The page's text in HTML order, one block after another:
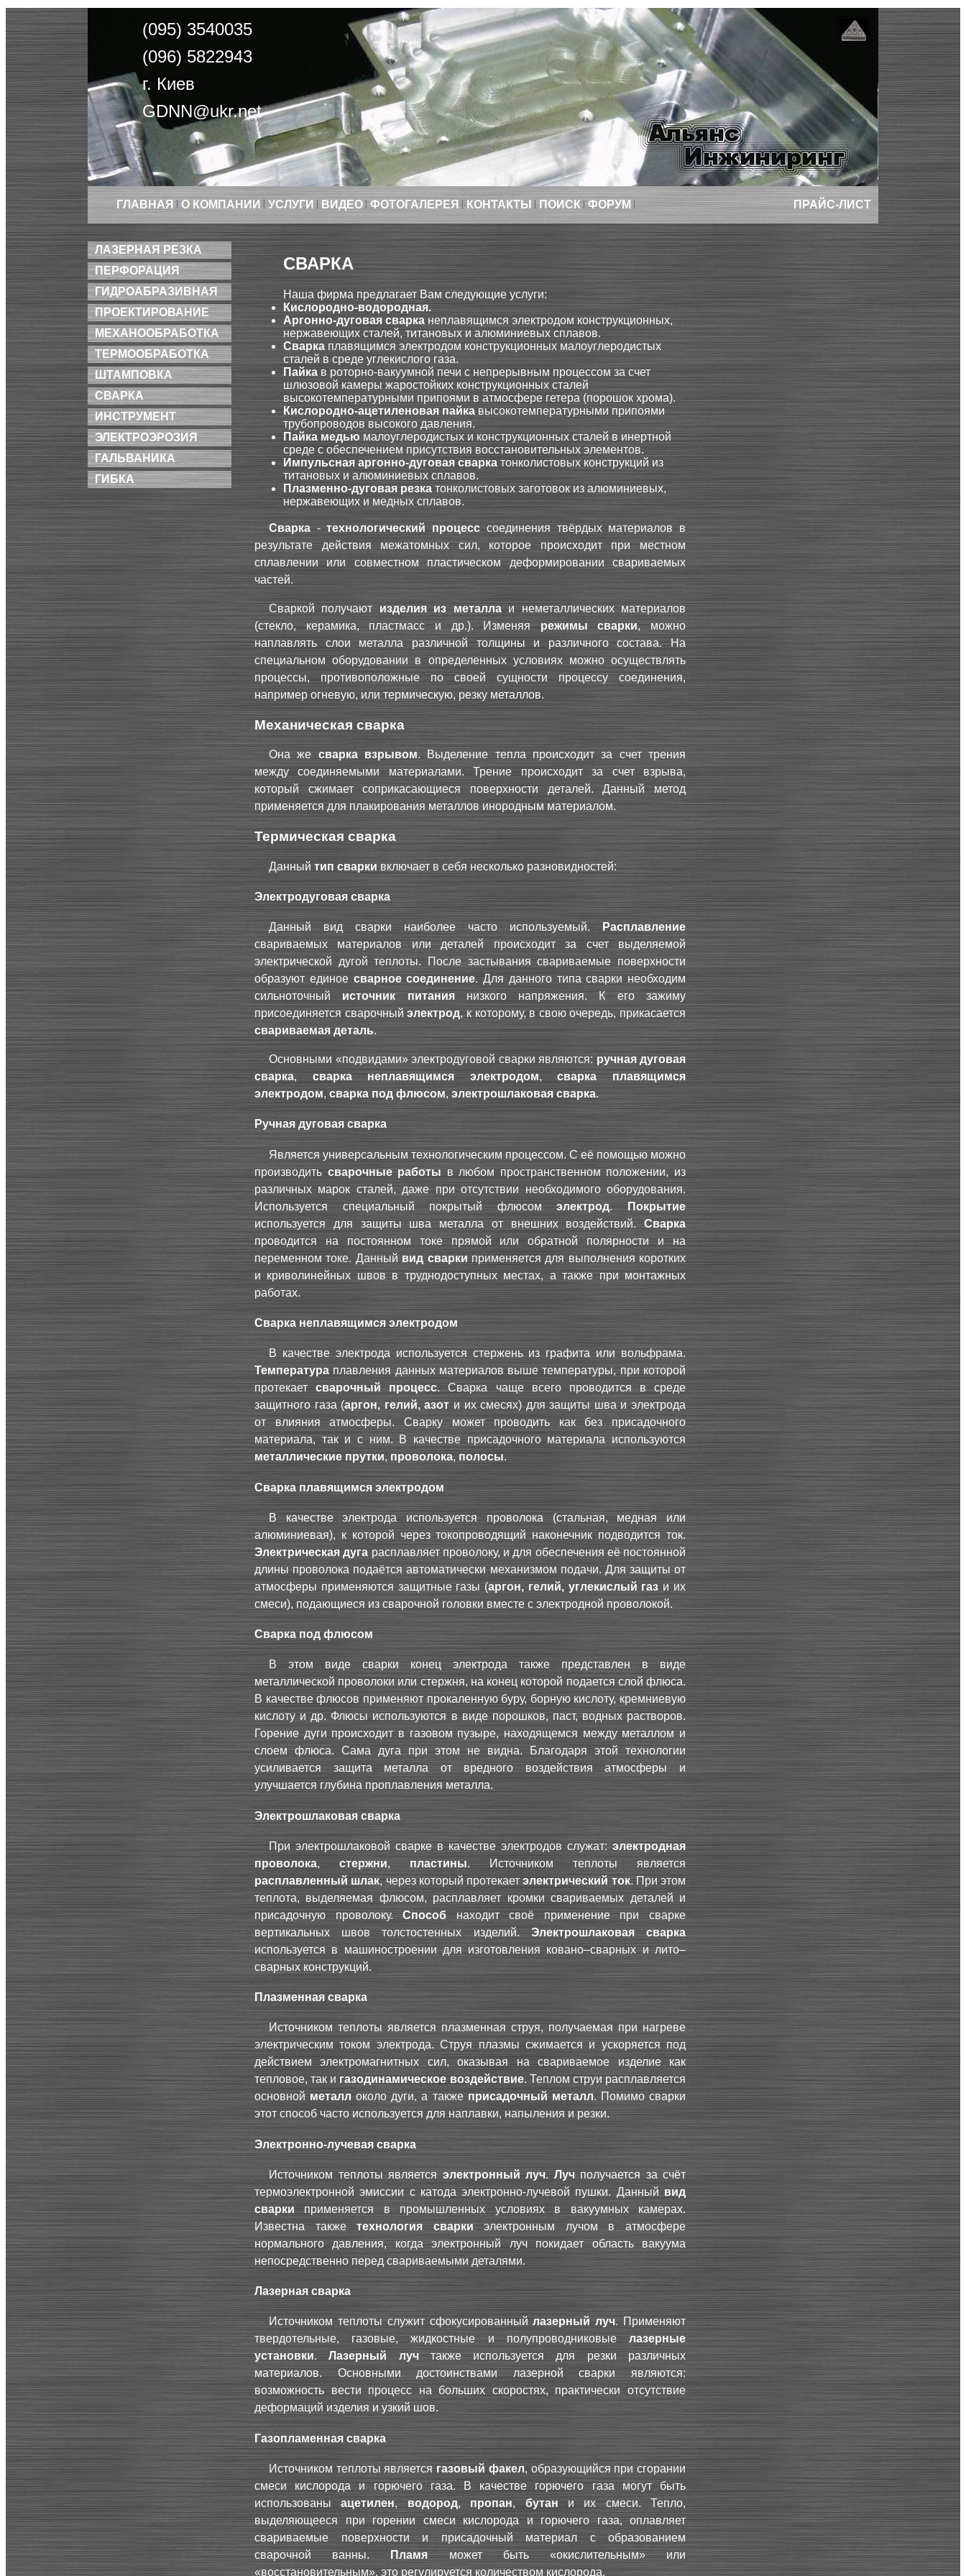
(095) 3540035
(096) 5822943
г. Киев
GDNN@ukr.net
ГЛАВНАЯ О КОМПАНИИ УСЛУГИ ВИДЕО ФОТОГАЛЕРЕЯ КОНТАКТЫ ПОИСК ФОРУМ ПРАЙС-ЛИСТ
ЛАЗЕРНАЯ РЕЗКА
ПЕРФОРАЦИЯ
ГИДРОАБРАЗИВНАЯ
ПРОЕКТИРОВАНИЕ
МЕХАНООБРАБОТКА
ТЕРМООБРАБОТКА
ШТАМПОВКА
СВАРКА
ИНСТРУМЕНТ
ЭЛЕКТРОЭРОЗИЯ
ГАЛЬВАНИКА
ГИБКА
СВАРКА
Наша фирма предлагает Вам следующие услуги:
Кислородно-водородная.
Аргонно-дуговая сварканеплавящимся электродом конструкционных,
нержавеющих сталей, титановых и алюминиевых сплавов.
Сварка плавящимся электродом конструкционных малоуглеродистых
сталей в среде углекислого газа.
Пайка в роторно-вакуумной печи с непрерывным процессом за счет
шлюзовой камеры жаростойких конструкционных сталей
высокотемпературными припоями в атмосфере гетера (порошок хрома).
Кислородно-ацетиленовая пайкавысокотемпературными припоями
трубопроводов высокого давления.
Пайка медью малоуглеродистых и конструкционных сталей в инертной
среде с обеспечением присутствия восстановительных элементов.
Импульсная аргонно-дуговая сваркатонколистовых конструкций из
титановых и алюминиевых сплавов.
Плазменно-дуговая резкатонколистовых заготовок из алюминиевых,
нержавеющих и медных сплавов.
Сварка-технологический процесс соединения твёрдых материалов в
результате действия межатомных сил, которое происходит при местном
сплавлении или совместном пластическом деформировании свариваемых
частей.
Сваркой получают изделия из металлаи неметаллических материалов
(стекло, керамика, пластмасс и др.). Изменяя режимы сварки, можно
наплавлять слои металла различной толщины и различного состава. На
специальном оборудовании в определенных условиях можно осуществлять
процессы, противоположные по своей сущности процессу соединения,
например огневую, или термическую, резку металлов.
Механическая сварка
Она же сварка взрывом. Выделение тепла происходит за счет трения
между соединяемыми материалами. Трение происходит за счет взрыва,
который сжимает соприкасающиеся поверхности деталей. Данный метод
применяется для плакирования металлов инородным материалом.
Термическая сварка
Данный тип сварки включает в себя несколько разновидностей:
Электродуговая сварка
Данный вид сварки наиболее часто используемый.
Расплавление
свариваемых материалов или деталей происходит за счет выделяемой
электрической дугой теплоты. После застывания свариваемые поверхности
образуют единое сварное соединение. Для данного типа сварки необходим
сильноточный источник питаниянизкого напряжения. К его зажиму
присоединяется сварочныйэлектрод, к которому, в свою очередь, прикасается
свариваемая деталь.
Основными «подвидами» электродуговой сварки являются: ручная дуговая
сварка, сварка неплавящимся электродом,сварка плавящимся
электродом, сварка под флюсом,электрошлаковая сварка.
Ручная дуговая сварка
Является универсальным технологическим процессом. С её помощью можно
производитьсварочные работы в любом пространственном положении, из
различных марок сталей, даже при отсутствии необходимого оборудования.
Используется специальный покрытый флюсомэлектрод.Покрытие
используется для защиты шва металла от внешних воздействий. Сварка
проводится на постоянном токе прямой или обратной полярности и на
переменном токе. Данныйвид сварки применяется для выполнения коротких
и криволинейных швов в труднодоступных местах, а также при монтажных
работах.
Сварка неплавящимся электродом
В качестве электрода используется стержень из графита или вольфрама.
Температура плавления данных материалов выше температуры, при которой
протекаетсварочный процесс. Сварка чаще всего проводится в среде
защитного газа (аргон, гелий, азот и их смесях) для защиты шва и электрода
от влияния атмосферы. Сварку может проводить как без присадочного
материала, так и с ним. В качестве присадочного материала используются
металлические прутки, проволока, полосы.
Сварка плавящимся электродом
В качестве электрода используется проволока (стальная, медная или
алюминиевая), к которой через токопроводящий наконечник подводится ток.
Электрическая дуга расплавляет проволоку, и для обеспечения её постоянной
длины проволока подаётся автоматически механизмом подачи. Для защиты от
атмосферы применяются защитные газы (аргон, гелий, углекислый газ и их
смеси), подающиеся из сварочной головки вместе с электродной проволокой.
Сварка под флюсом
В этом виде сварки конец электрода также представлен в виде
металлической проволоки или стержня, на конец которой подается слой флюса.
В качестве флюсов применяют прокаленную буру, борную кислоту, кремниевую
кислоту и др. Флюсы используются в виде порошков, паст, водных растворов.
Горение дуги происходит в газовом пузыре, находящемся между металлом и
слоем флюса. Сама дуга при этом не видна. Благодаря этой технологии
усиливается защита металла от вредного воздействия атмосферы и
улучшается глубина проплавления металла.
Электрошлаковая сварка
При электрошлаковой сварке в качестве электродов служат: электродная
проволока, стержни, пластины. Источником теплоты является
расплавленный шлак, через который протекаетэлектрический ток. При этом
теплота, выделяемая флюсом, расплавляет кромки свариваемых деталей и
присадочную проволоку.Способнаходит своё применение при сварке
вертикальных швов толстостенных изделий. Электрошлаковая сварка
используется в машиностроении для изготовления ковано–сварных и лито–
сварных конструкций.
Плазменная сварка
Источником теплоты является плазменная струя, получаемая при нагреве
электрическим током электрода. Струя плазмы сжимается и ускоряется под
действием электромагнитных сил, оказывая на свариваемое изделие как
тепловое, так и газодинамическое воздействие. Теплом струи расплавляется
основной металл около дуги, а такжеприсадочный металл. Помимо сварки
этот способ часто используется для наплавки, напыления и резки.
Электронно-лучевая сварка
Источником теплоты является электронный луч.Лучполучается за счёт
термоэлектронной эмиссии с катода электронно-лучевой пушки. Данный вид
сваркиприменяется в промышленных условиях в вакуумных камерах.
Известна такжетехнология сварки электронным лучом в атмосфере
нормального давления, когда электронный луч покидает область вакуума
непосредственно перед свариваемыми деталями.
Лазерная сварка
Источником теплоты служит сфокусированныйлазерный луч. Применяют
твердотельные, газовые, жидкостные и полупроводниковыелазерные
установки.Лазерный лучтакже используется для резки различных
материалов. Основными достоинствами лазерной сварки являются:
возможность вести процесс на больших скоростях, практически отсутствие
деформаций изделия и узкий шов.
Газопламенная сварка
Источником теплоты являетсягазовый факел, образующийся при сгорании
смеси кислорода и горючего газа. В качестве горючего газа могут быть
использованыацетилен,водород,пропан, бутан и их смеси. Тепло,
выделяющееся при горении смеси кислорода и горючего газа, оплавляет
свариваемые поверхности и присадочный материал с образованием
сварочной ванны. Пламяможет быть «окислительным» или
«восстановительным», это регулируется количеством кислорода.